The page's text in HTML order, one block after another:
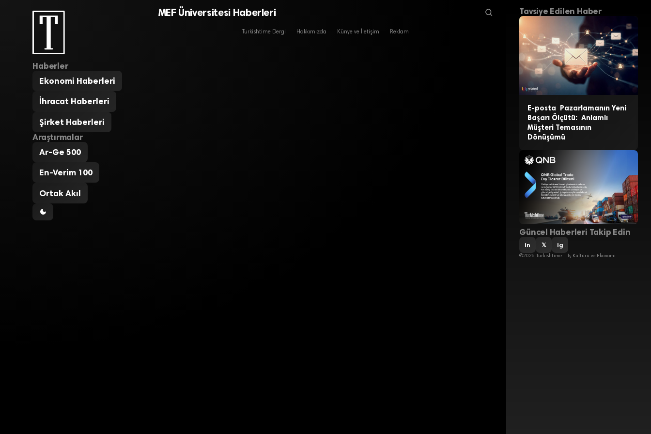
Haberler
Ekonomi Haberleri
İhracat Haberleri
Şirket Haberleri
Araştırmalar
Ar-Ge 500
En-Verim 100
Ortak Akıl
MEF Üniversitesi Haberleri
Turkishtime Dergi Hakkımızda Künye ve İletişim Reklam
Tavsiye Edilen Haber
E-posta Pazarlamanın Yeni
Başarı Ölçütü: Anlamlı
Müşteri Temasının
Dönüşümü
Güncel Haberleri Takip Edin
in 𝕏 ig
©2026 Turkishtime – İş Kültürü ve Ekonomi